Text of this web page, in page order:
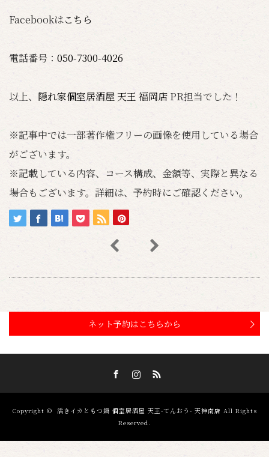
Facebookはこちら
電話番号： 050-7300-4026
以上、 隠れ家個室居酒屋 天王 福岡店 PR担当でした！
※記事中では一部著作権フリーの画像を使用している場合
がございます。
※記載している内容、コース構成、金額等、実際と異なる
場合もございます。詳細は、予約時にご確認ください。
ネット予約はこちらから
Copyright © 活きイカともつ鍋 個室居酒屋 天王-てんおう- 天神南店 All Rights
Reserved.